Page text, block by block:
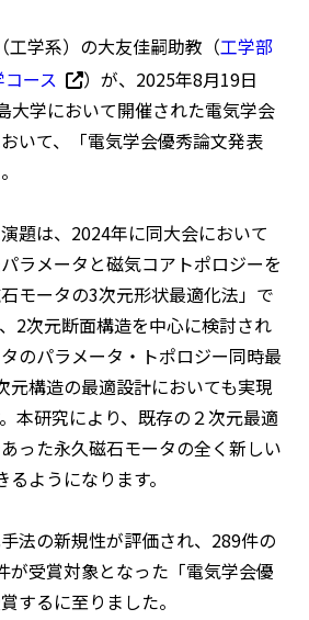
工学系）の大友佳嗣助教（工学部
ース
）が、2025年8月19日
大学において開催された電気学会
いて、「電気学会優秀論文発表
題は、2024年に同大会において
ラメータと磁気コアトポロジーを
モータの3次元形状最適化法」で
2次元断面構造を中心に検討され
のパラメータ・トポロジー同時最
元構造の最適設計においても実現
本研究により、既存の２次元最適
った永久磁石モータの全く新しい
ようになります。
法の新規性が評価され、289件の
が受賞対象となった「電気学会優
するに至りました。